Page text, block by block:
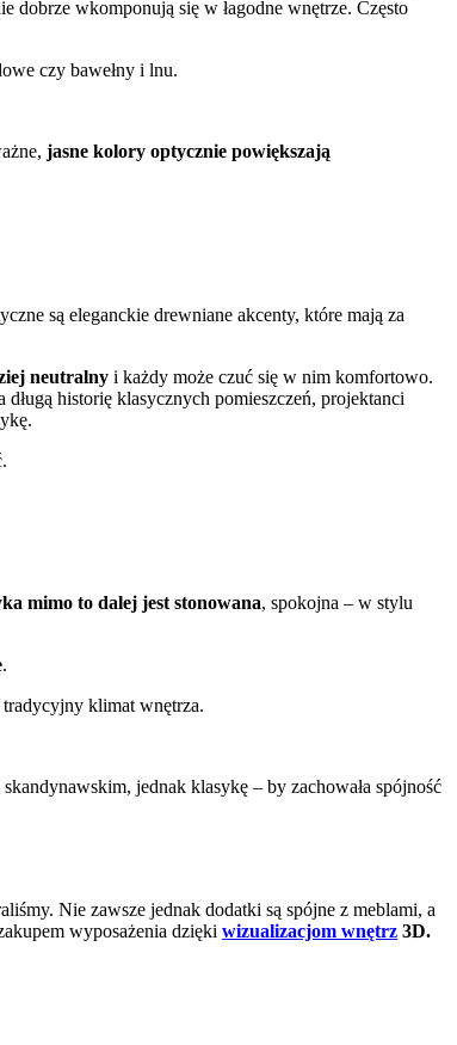
dobrze wkomponują się w łagodne wnętrze. Często
czy bawełny i lnu.
jasne kolory optycznie powiększają
są eleganckie drewniane akcenty, które mają za
neutralny i każdy może czuć się w nim komfortowo.
historię klasycznych pomieszczeń, projektanci
mimo to dalej jest stonowana, spokojna – w stylu
.
klimat wnętrza.
jednak klasykę – by zachowała spójność
Nie zawsze jednak dodatki są spójne z meblami, a
wyposażenia dzięki wizualizacjom wnętrz 3D.